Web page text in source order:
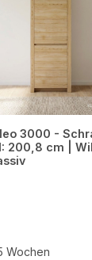
3000 -
200,8 cm |
Wochen